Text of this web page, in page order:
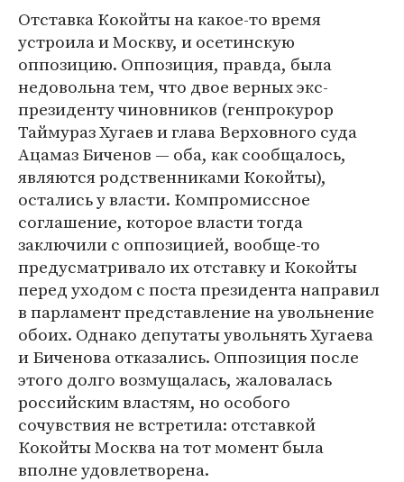
Отставка Кокойты на какое-то время
устроила и Москву, и осетинскую
оппозицию. Оппозиция, правда, была
недовольна тем, что двое верных экс-
президенту чиновников (генпрокурор
Таймураз Хугаев и глава Верховного суда
Ацамаз Биченов — оба, как сообщалось,
являются родственниками Кокойты),
остались у власти. Компромиссное
соглашение, которое власти тогда
заключили с оппозицией, вообще-то
предусматривало их отставку и Кокойты
перед уходом с поста президента направил
в парламент представление на увольнение
обоих. Однако депутаты увольнять Хугаева
и Биченова отказались. Оппозиция после
этого долго возмущалась, жаловалась
российским властям, но особого
сочувствия не встретила: отставкой
Кокойты Москва на тот момент была
вполне удовлетворена.